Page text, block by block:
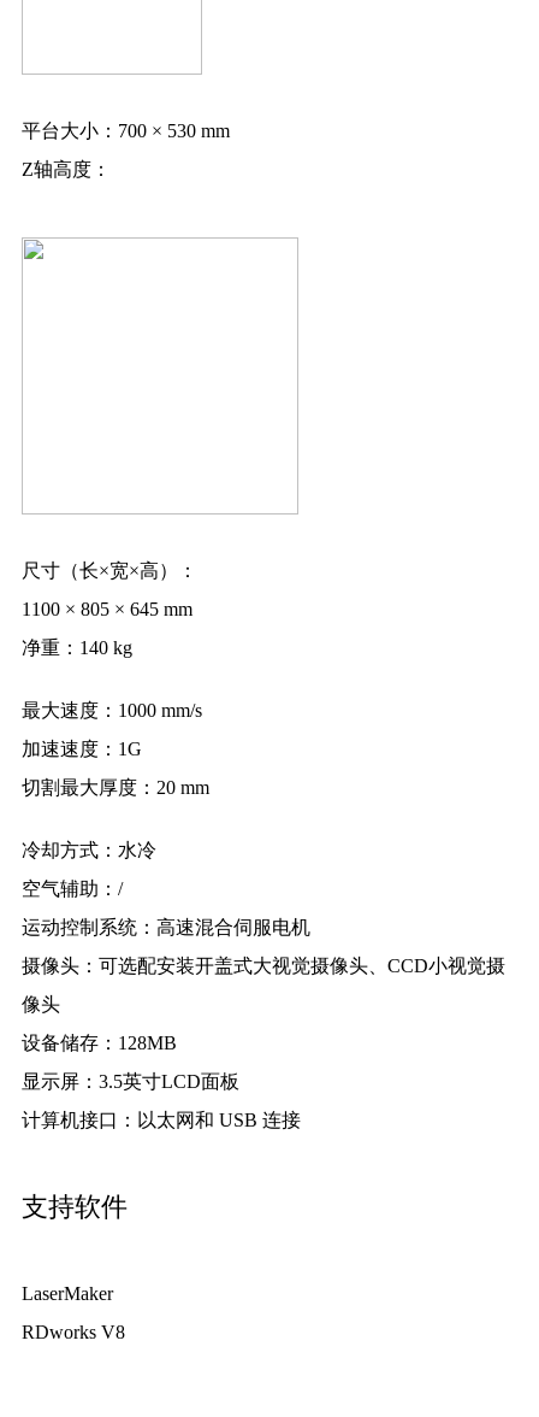
平台大小： 700 × 530 mm
Z轴高度：
尺寸（长×宽×高）：
1100 × 805 × 645 mm
净重： 140 kg
最大速度： 1000 mm/s
加速速度： 1G
切割最大厚度： 20 mm
冷却方式： 水冷
空气辅助： /
运动控制系统： 高速混合伺服电机
摄像头： 可选配安装开盖式大视觉摄像头、CCD小视觉摄
像头
设备储存： 128MB
显示屏： 3.5英寸LCD面板
计算机接口： 以太网和 USB 连接
支持软件
LaserMaker
RDworks V8